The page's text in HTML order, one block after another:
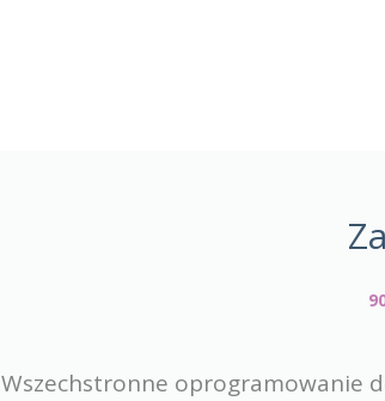
Wszechstronne oprogramowanie